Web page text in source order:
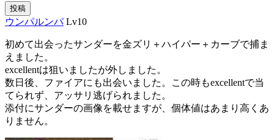
投稿
ウンパルンパ Lv10
初めて出会ったサンダーを金ズリ＋ハイパー＋カーブで捕ま
えました。
excellentは狙いましたが外しました。
数日後、ファイアにも出会いました。この時もexcellentで当
てられず、アッサリ逃げられました。
添付にサンダーの画像を載せますが、個体値はあまり高くあ
りません。